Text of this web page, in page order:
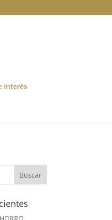
interés